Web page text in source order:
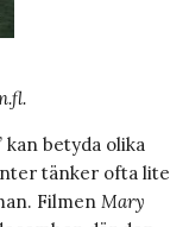
kan betyda olika
tänker ofta lite
Filmen Mary